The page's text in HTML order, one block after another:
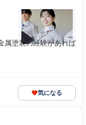
属塗装の経験があれば
気になる